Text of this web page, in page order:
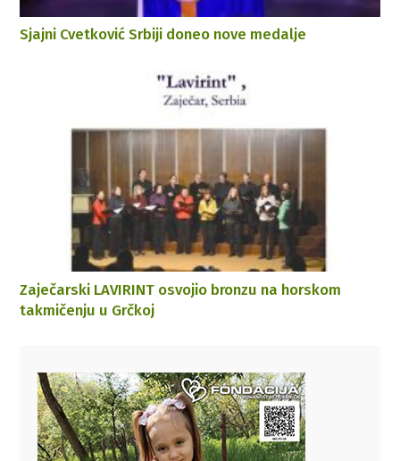
Sjajni Cvetković Srbiji doneo nove medalje
Zaječarski LAVIRINT osvojio bronzu na horskom
takmičenju u Grčkoj